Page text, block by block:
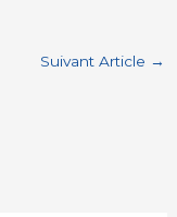
t
Suivant Article →